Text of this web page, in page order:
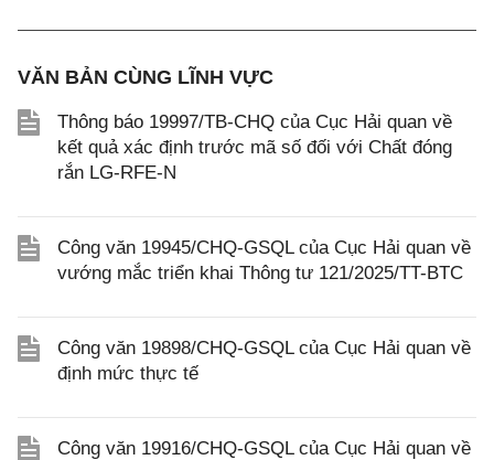
VĂN BẢN CÙNG LĨNH VỰC
Thông báo 19997/TB-CHQ của Cục Hải quan về
kết quả xác định trước mã số đối với Chất đóng
rắn LG-RFE-N
Công văn 19945/CHQ-GSQL của Cục Hải quan về
vướng mắc triển khai Thông tư 121/2025/TT-BTC
Công văn 19898/CHQ-GSQL của Cục Hải quan về
định mức thực tế
Công văn 19916/CHQ-GSQL của Cục Hải quan về